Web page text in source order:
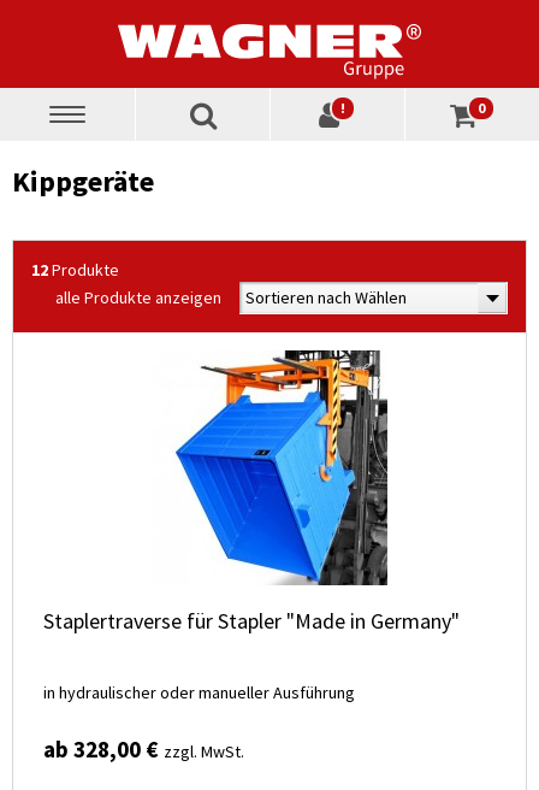
Toggle
! 0
Kippgeräte
12Produkte
Sortieren nach Wählen
alle Produkte anzeigen
Staplertraverse für Stapler "Made in Germany"
in hydraulischer oder manueller Ausführung
ab 328,00 € zzgl. MwSt.